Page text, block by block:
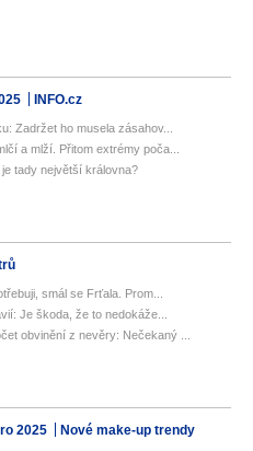
INFO.cz
Zadržet ho musela zásahov...
a mlží. Přitom extrémy poča...
tady největší královna?
smál se Frťala. Prom...
Je škoda, že to nedokáže...
obvinění z nevěry: Nečekaný ...
2025 Nové make-up trendy